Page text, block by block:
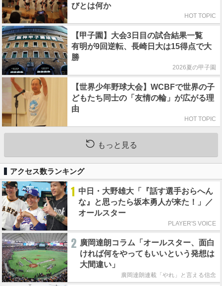
びとは何か
HOT TOPIC
【甲子園】大会3日目の試合結果一覧
有明が9回逆転、長崎日大は15得点で大
勝
2026夏の甲子園
【世界少年野球大会】WCBFで世界の子
どもたち同士の「友情の輪」が広がる理
由
HOT TOPIC
もっと見る
アクセス数ランキング
1 中日・大野雄大「『話す選手おらへん
な』と思ったら坂本勇人が来た！」／
オールスター
PLAYER'S VOICE
2 廣岡達朗コラム「オールスター、面白
ければ何をやってもいいという発想は
大間違い」
廣岡達朗連載「やれ」と言える信念